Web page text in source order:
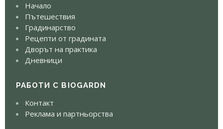
Начало
Пътешествия
Градинарство
Рецепти от градината
Дворът на практика
Дневници
РАБОТИ С BIOGARDN
Контакт
Реклама и партньорства